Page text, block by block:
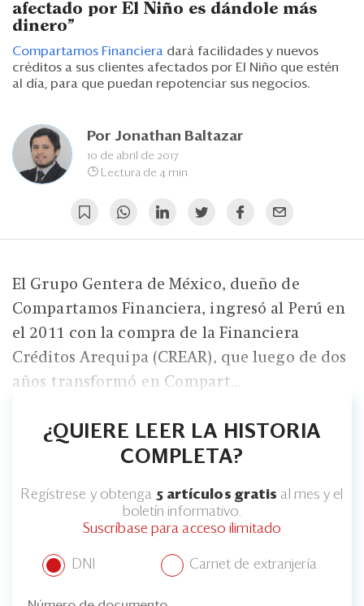
Eventos
Blogs
Ranking CEO
Edición Impresa
afectado por El Niño es dándole más
dinero"
Compartamos Financiera dará facilidades y nuevos
créditos a sus clientes afectados por El Niño que estén
al día, para que puedan repotenciar sus negocios.
Por Jonathan Baltazar
10 de abril de 2017
Lectura de 4 min
El Grupo Gentera de México, dueño de
Compartamos Financiera, ingresó al Perú en
el 2011 con la compra de la Financiera
Créditos Arequipa (CREAR), que luego de dos
años transformó en Compart...
¿QUIERE LEER LA HISTORIA
COMPLETA?
Regístrese y obtenga 5 artículos gratis al mes y el
boletín informativo.
Suscríbase para acceso ilimitado
DNI Carnet de extranjería